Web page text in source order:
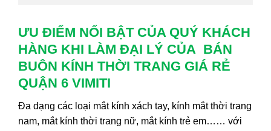
ƯU ĐIỂM NỔI BẬT CỦA QUÝ KHÁCH
HÀNG KHI LÀM ĐẠI LÝ CỦA BÁN
BUÔN KÍNH THỜI TRANG GIÁ RẺ
QUẬN 6 VIMITI
Đa dạng các loại mắt kính xách tay, kính mắt thời trang
nam, mắt kính thời trang nữ, mắt kính trẻ em…… với